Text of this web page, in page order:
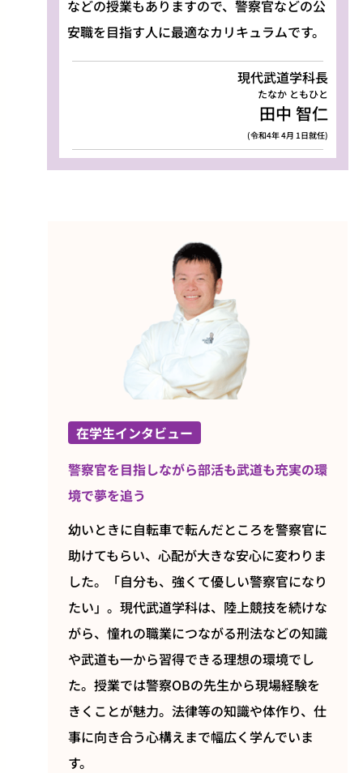
などの授業もありますので、警察官などの公
安職を目指す人に最適なカリキュラムです。
現代武道学科長
たなか ともひと
田中 智仁
(令和4年 4月 1日就任)
在学生インタビュー
警察官を目指しながら部活も武道も充実の環
境で夢を追う
幼いときに自転車で転んだところを警察官に
助けてもらい、心配が大きな安心に変わりま
した。「自分も、強くて優しい警察官になり
たい」。現代武道学科は、陸上競技を続けな
がら、憧れの職業につながる刑法などの知識
や武道も一から習得できる理想の環境でし
た。授業では警察OBの先生から現場経験を
きくことが魅力。法律等の知識や体作り、仕
事に向き合う心構えまで幅広く学んでいま
す。